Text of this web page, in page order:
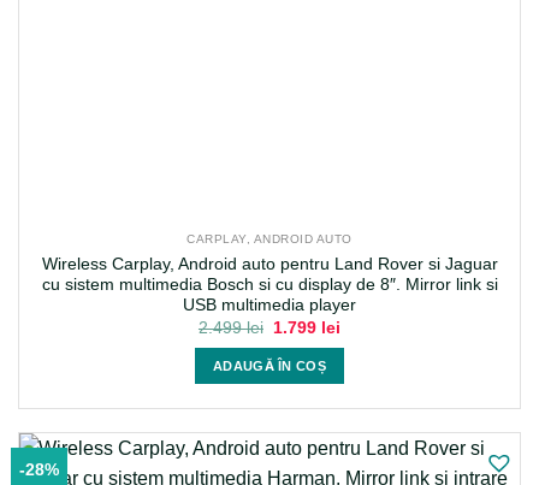
CARPLAY, ANDROID AUTO
Wireless Carplay, Android auto pentru Land Rover si Jaguar
cu sistem multimedia Bosch si cu display de 8″. Mirror link si
USB multimedia player
2.499lei
Prețul
a
fost:
2.499 lei.
1.799 lei
ADAUGĂ ÎN COȘ
-28%